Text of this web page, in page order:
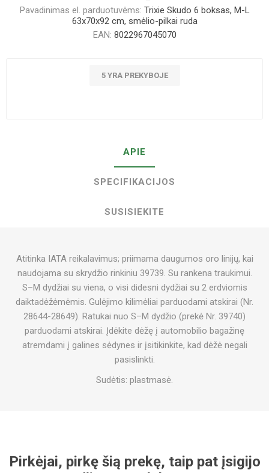
Pavadinimas el. parduotuvėms: Trixie Skudo 6 boksas, M-L
63x70x92 cm, smėlio-pilkai ruda
EAN: 8022967045070
5 YRA PREKYBOJE
APIE
SPECIFIKACIJOS
SUSISIEKITE
Atitinka IATA reikalavimus; priimama daugumos oro linijų, kai
naudojama su skrydžio rinkiniu 39739. Su rankena traukimui.
S–M dydžiai su viena, o visi didesni dydžiai su 2 erdviomis
daiktadėžėmėmis. Gulėjimo kilimėliai parduodami atskirai (Nr.
28644-28649). Ratukai nuo S–M dydžio (prekė Nr. 39740)
parduodami atskirai. Įdėkite dėžę į automobilio bagažinę
atremdami į galines sėdynes ir įsitikinkite, kad dėžė negali
pasislinkti.
Sudėtis: plastmasė.
Pirkėjai, pirkę šią prekę, taip pat įsigijo